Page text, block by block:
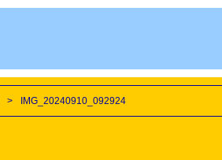
> IMG_20240910_092924